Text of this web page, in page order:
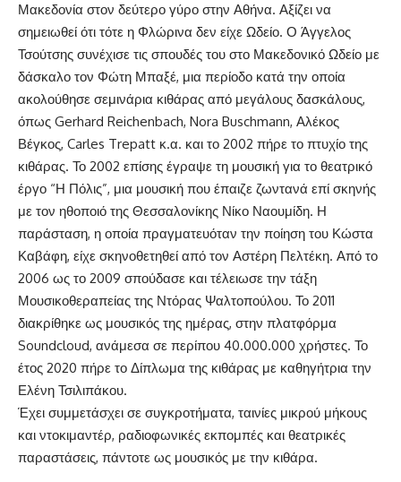
Μακεδονία στον δεύτερο γύρο στην Αθήνα. Αξίζει να
σημειωθεί ότι τότε η Φλώρινα δεν είχε Ωδείο. Ο Άγγελος
Τσούτσης συνέχισε τις σπουδές του στο Μακεδονικό Ωδείο με
δάσκαλο τον Φώτη Μπαξέ, μια περίοδο κατά την οποία
ακολούθησε σεμινάρια κιθάρας από μεγάλους δασκάλους,
όπως Gerhard Reichenbach, Nora Buschmann, Αλέκος
Βέγκος, Carles Trepatt κ.α. και το 2002 πήρε το πτυχίο της
κιθάρας. Το 2002 επίσης έγραψε τη μουσική για το θεατρικό
έργο “Η Πόλις”, μια μουσική που έπαιζε ζωντανά επί σκηνής
με τον ηθοποιό της Θεσσαλονίκης Νίκο Ναουμίδη. Η
παράσταση, η οποία πραγματευόταν την ποίηση του Κώστα
Καβάφη, είχε σκηνοθετηθεί από τον Αστέρη Πελτέκη. Από το
2006 ως το 2009 σπούδασε και τέλειωσε την τάξη
Μουσικοθεραπείας της Ντόρας Ψαλτοπούλου. Το 2011
διακρίθηκε ως μουσικός της ημέρας, στην πλατφόρμα
Soundcloud, ανάμεσα σε περίπου 40.000.000 χρήστες. Το
έτος 2020 πήρε το Δίπλωμα της κιθάρας με καθηγήτρια την
Ελένη Τσιλιπάκου.
Έχει συμμετάσχει σε συγκροτήματα, ταινίες μικρού μήκους
και ντοκιμαντέρ, ραδιοφωνικές εκπομπές και θεατρικές
παραστάσεις, πάντοτε ως μουσικός με την κιθάρα.